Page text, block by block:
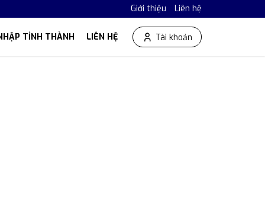
Giới thiệu Liên hệ
TỈNH THÀNH LIÊN HỆ Tài khoản